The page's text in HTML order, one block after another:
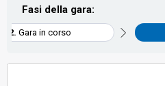
Fasi della gara:
Gara in corso